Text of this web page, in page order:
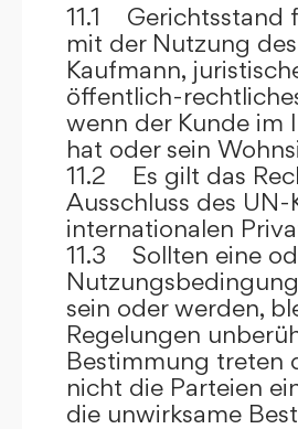
11.1 Gerichtsstand
mit der Nutzung
Kaufmann,
öffentlich-
wenn der Kunde im
hat oder sein
11.2 Es gilt das
Ausschluss des
internationalen
11.3 Sollten eine
sein oder werden,
Regelungen
Bestimmung treten
nicht die Parteien
die unwirksame